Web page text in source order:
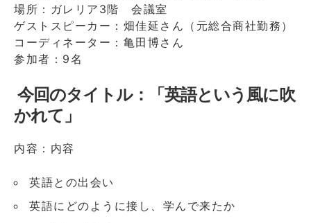
場所：ガレリア3階 会議室
ゲストスピーカー：畑佳延さん（元総合商社勤務）
コーディネーター：亀田博さん
参加者：9名
今回のタイトル： 「英語という風に吹
かれて 」
内容：内容
英語との出会い
英語にどのように接し、学んで来たか